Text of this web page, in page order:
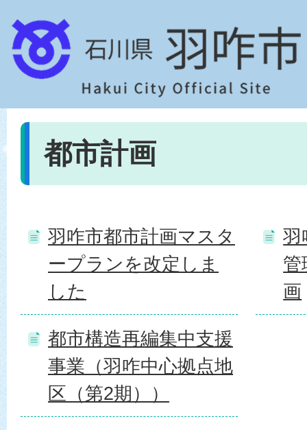
都市計画
羽咋市都市計画マスタ
ープランを改定しま
した
羽
管
画
都市構造再編集中支援
事業（羽咋中心拠点地
区（第2期））